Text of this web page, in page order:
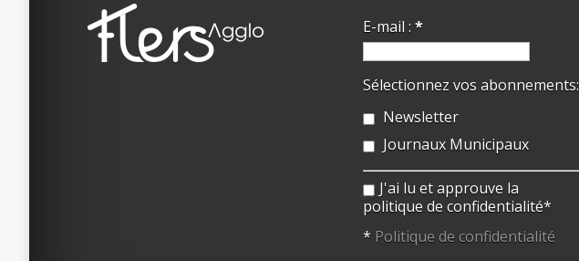
E-mail : *
Sélectionnez vos abonnements:
Newsletter
Journaux Municipaux
J'ai lu et approuve la
politique de confidentialité*
* Politique de confidentialité